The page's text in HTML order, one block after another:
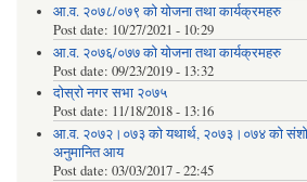
आ.व. २०७८/०७९ को योजना तथा कार्यक्रमहरु
Post date: 10/27/2021 - 10:29
आ.व. २०७६/०७७ को योजना तथा कार्यक्रमहरु
Post date: 09/23/2019 - 13:32
दोस्रो नगर सभा २०७५
Post date: 11/18/2018 - 13:16
आ.व. २०७२।०७३ को यथार्थ, २०७३।०७४ को
अनुमानित आय
Post date: 03/03/2017 - 22:45